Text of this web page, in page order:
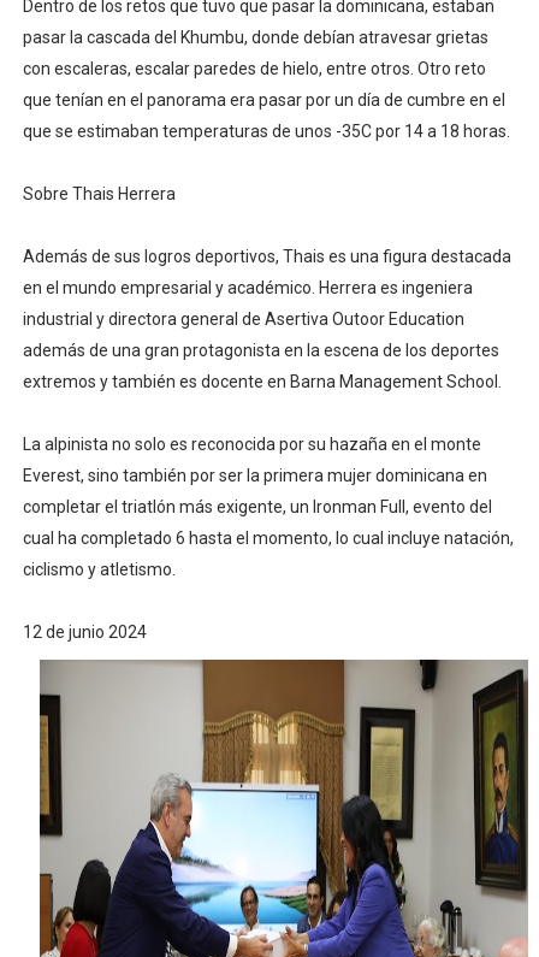
Dentro de los retos que tuvo que pasar la dominicana, estaban
pasar la cascada del Khumbu, donde debían atravesar grietas
con escaleras, escalar paredes de hielo, entre otros. Otro reto
que tenían en el panorama era pasar por un día de cumbre en el
que se estimaban temperaturas de unos -35C por 14 a 18 horas.
Sobre Thais Herrera
Además de sus logros deportivos, Thais es una figura destacada
en el mundo empresarial y académico. Herrera es ingeniera
industrial y directora general de Asertiva Outoor Education
además de una gran protagonista en la escena de los deportes
extremos y también es docente en Barna Management School.
La alpinista no solo es reconocida por su hazaña en el monte
Everest, sino también por ser la primera mujer dominicana en
completar el triatlón más exigente, un Ironman Full, evento del
cual ha completado 6 hasta el momento, lo cual incluye natación,
ciclismo y atletismo.
12 de junio 2024